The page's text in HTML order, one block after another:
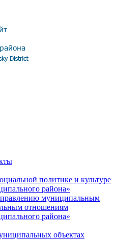
политике и культуре
района»
муниципальным
отношениям
района»
объектах